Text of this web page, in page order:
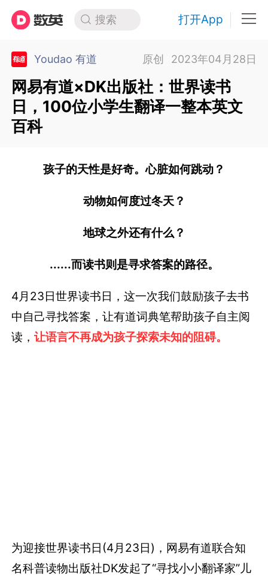
搜索 打开App
Youdao 有道 原创 2023年04月28日
网易有道×DK出版社：世界读书
日，100位小学生翻译一整本英文
百科
孩子的天性是好奇。心脏如何跳动？
动物如何度过冬天？
地球之外还有什么？
......而读书则是寻求答案的路径。
4月23日世界读书日，这一次我们鼓励孩子去书
中自己寻找答案，让有道词典笔帮助孩子自主阅
读，让语言不再成为孩子探索未知的阻碍。
为迎接世界读书日(4月23日)，网易有道联合知
名科普读物出版社DK发起了“寻找小小翻译家”儿